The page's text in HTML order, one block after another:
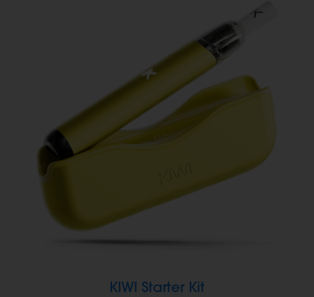
KIWI Starter Kit